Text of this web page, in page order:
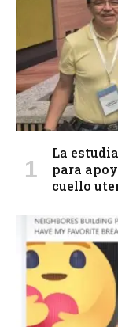
La
para
cuello